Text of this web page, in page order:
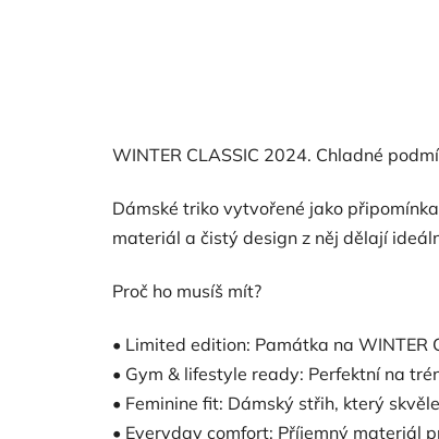
WINTER CLASSIC 2024. Chladné
Dámské triko vytvořené jako
materiál a čistý design z něj dělají
Proč ho musíš mít?
• Limited edition: Památka na WINTER
• Gym & lifestyle ready: Perfektní na
• Feminine fit: Dámský střih, který
• Everyday comfort: Příjemný materiál